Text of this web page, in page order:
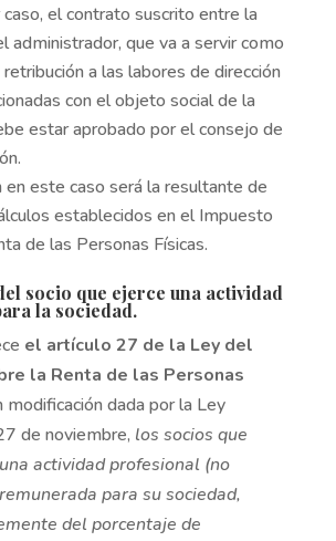
caso, el contrato suscrito entre la
administrador, que va a servir como
a las labores de dirección
con el objeto social de la
estar aprobado por el consejo de
en este caso será la resultante de
establecidos en el Impuesto
de las Personas Físicas.
socio que ejerce una actividad
la sociedad.
el artículo 27 de la Ley del
la Renta de las Personas
modificación dada por la Ley
de noviembre, los socios que
actividad profesional (no
para su sociedad,
del porcentaje de